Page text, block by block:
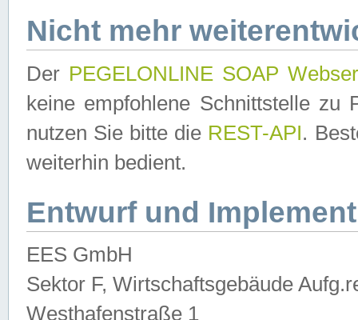
Nicht mehr
Der PEGELONLINE SOAP
keine empfohlene Schnittstelle zu
nutzen Sie bitte die REST-API.
weiterhin bedient.
Entwurf und
EES GmbH
Sektor F, Wirtschaftsgebäude
Westhafenstraße 1